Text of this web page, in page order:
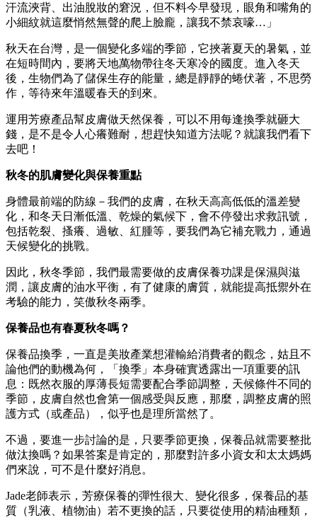
汗流浹背、出油脫妝的窘況，但不料今早發現，眼角和嘴角的
小細紋就這麼悄然無聲的爬上臉龐，讓我不禁哀嚎…」
秋天在台灣，是一個變化多端的季節，它挾著夏天的暑氣，並
在短時間內，要將天地萬物帶往冬天寒冷的國度。進入冬天
後，生物們為了儲保生存的能量，總是靜靜的蜷伏著，不思勞
作，等待來年溫暖春天的到來。
運用芳療產品幫皮膚做天然保養，可以不用每逢換季就砸大
錢，是不是令人心癢難耐，想趕快知道方法呢？就讓我們看下
去吧！
秋冬的肌膚變化與保養重點
身體最前端的防線－我們的皮膚，在秋天高高低低的溫差變
化，和冬天日漸低溫、乾燥的氣候下，會不停發出求救訊號，
包括乾裂、搔癢、過敏、紅腫等，要我們為它補充戰力，通過
天候變化的挑戰。
因此，秋冬季節，我們最需要做的皮膚保養功課是保濕與滋
潤，讓皮膚的油水平衡，有了健康的膚質，就能提高抵禦外在
考驗的能力，笑傲秋冬兩季。
保養品也有春夏秋冬嗎？
保養品換季，一直是美妝產業想灌輸給消費者的觀念，姑且不
論他們的動機為何，「換季」本身確實透露出一項重要的訊
息：既然衣服的厚薄長短需要配合季節調整，天候條件不同的
季節，皮膚自然也會第一個感受與反應，那麼，調整皮膚的照
護方式（或產品），似乎也是理所當然了。
不過，要進一步討論的是，只要季節更換，保養品就需要整批
做汰換嗎？如果答案是肯定的，那麼對許多小資女和太太媽媽
們來說，可不是什麼好消息。
Jade老師表示，芳療保養的彈性很大、變化很多，保養品的基
質（乳液、植物油）若不更換的話，只要從使用的精油種類，